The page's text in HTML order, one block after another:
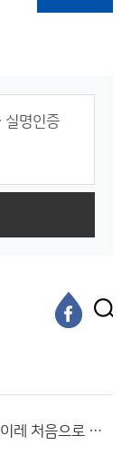
다음달 부산강우량이 기상관측이레 처음으로 1000mm를 돌파햇으면함